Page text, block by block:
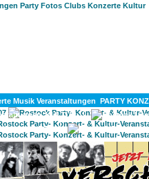
PARTY
KULTUR
GAY